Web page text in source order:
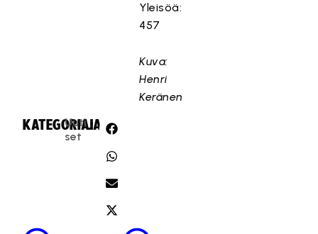
Yleisöä:
457
Kuva:
Henri
Keränen
KATEGORIA:
Uuti
set
JAA: